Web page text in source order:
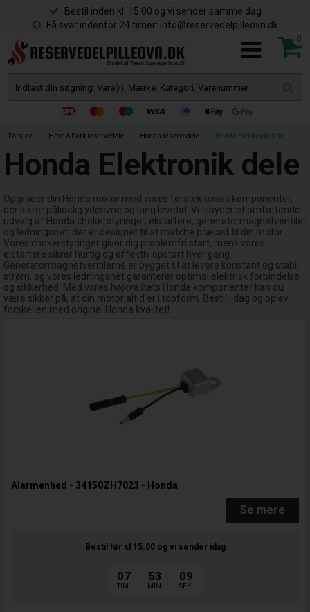
Bestil inden kl. 15.00 og vi sender samme dag
Få svar indenfor 24 timer: info@reservedelpilleovn.dk
0
Forside Have & Park reservedele Honda reservedele Honda Elektronik dele
Honda Elektronik dele
Opgrader din Honda motor med vores førsteklasses komponenter,
der sikrer pålidelig ydeevne og lang levetid. Vi tilbyder et omfattende
udvalg af Honda chokerstyringer, elstartere, generatormagnetventiler
og ledningsnet, der er designet til at matche præcist til din motor.
Vores chokerstyringer giver dig problemfri start, mens vores
elstartere sikrer hurtig og effektiv opstart hver gang.
Generatormagnetventilerne er bygget til at levere konstant og stabil
strøm, og vores ledningsnet garanterer optimal elektrisk forbindelse
og sikkerhed. Med vores højkvalitets Honda komponenter kan du
være sikker på, at din motor altid er i topform. Bestil i dag og oplev
forskellen med original Honda kvalitet!
Alarmenhed - 34150ZH7023 - Honda
Se mere
Bestil før kl 15.00 og vi sender idag
07
TIM.
53
MIN.
08
SEK.